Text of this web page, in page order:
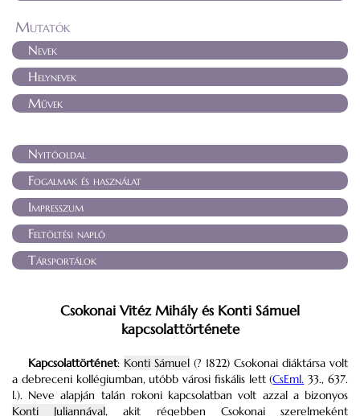
Mutatók
Nevek
Helynevek
Művek
Nyitóoldal
Fogalmak és használat
Impresszum
Feltöltési napló
Társportálok
Csokonai Vitéz Mihály és Konti Sámuel
kapcsolattörténete
Kapcsolattörténet: Konti Sámuel (? 1822) Csokonai diáktársa volt
a debreceni kollégiumban, utóbb városi fiskális lett (CsEml. 33., 637.
l.). Neve alapján talán rokoni kapcsolatban volt azzal a bizonyos
Konti Juliannával, akit régebben Csokonai szerelmeként